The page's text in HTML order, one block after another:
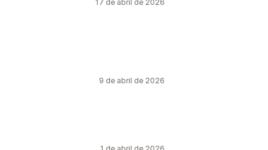
17 de abril de 2026
9 de abril de 2026